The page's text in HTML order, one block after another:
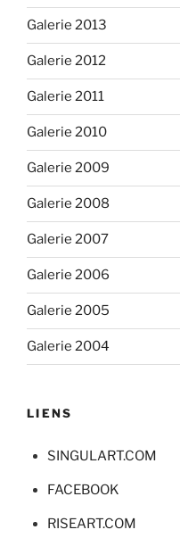
Galerie 2013
Galerie 2012
Galerie 2011
Galerie 2010
Galerie 2009
Galerie 2008
Galerie 2007
Galerie 2006
Galerie 2005
Galerie 2004
LIENS
SINGULART.COM
FACEBOOK
RISEART.COM